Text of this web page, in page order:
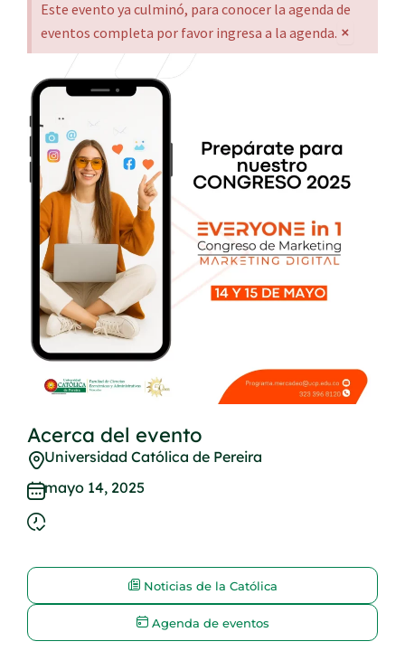
Este evento ya culminó, para conocer la agenda de
eventos completa por favor ingresa a la agenda. ×
Acerca del evento
Universidad Católica de Pereira
mayo 14, 2025
Noticias de la Católica
Agenda de eventos